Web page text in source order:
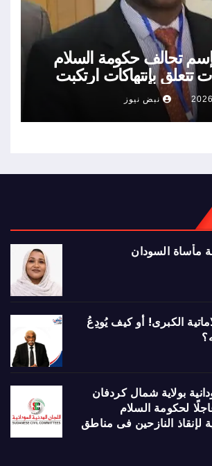
تحالف حكومة السلام
تتعلق بإنتهاكات ارتكبت
نبض نيوز
مأساة السودان
الكبرى! أو كيف يُودِعُ
بولاية شمال كردفان
لحكومة السلام
لإنقاذ النازحين فى مناطق